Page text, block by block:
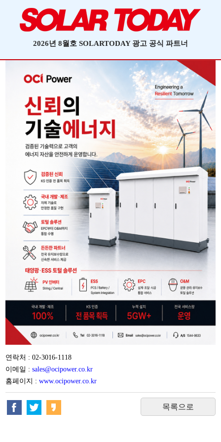
2026년 8월호 SOLARTODAY 광고 공식 파트너
연락처 : 02-3016-1118
이메일 :sales@ocipower.co.kr
홈페이지 :www.ocipower.co.kr
목록으로